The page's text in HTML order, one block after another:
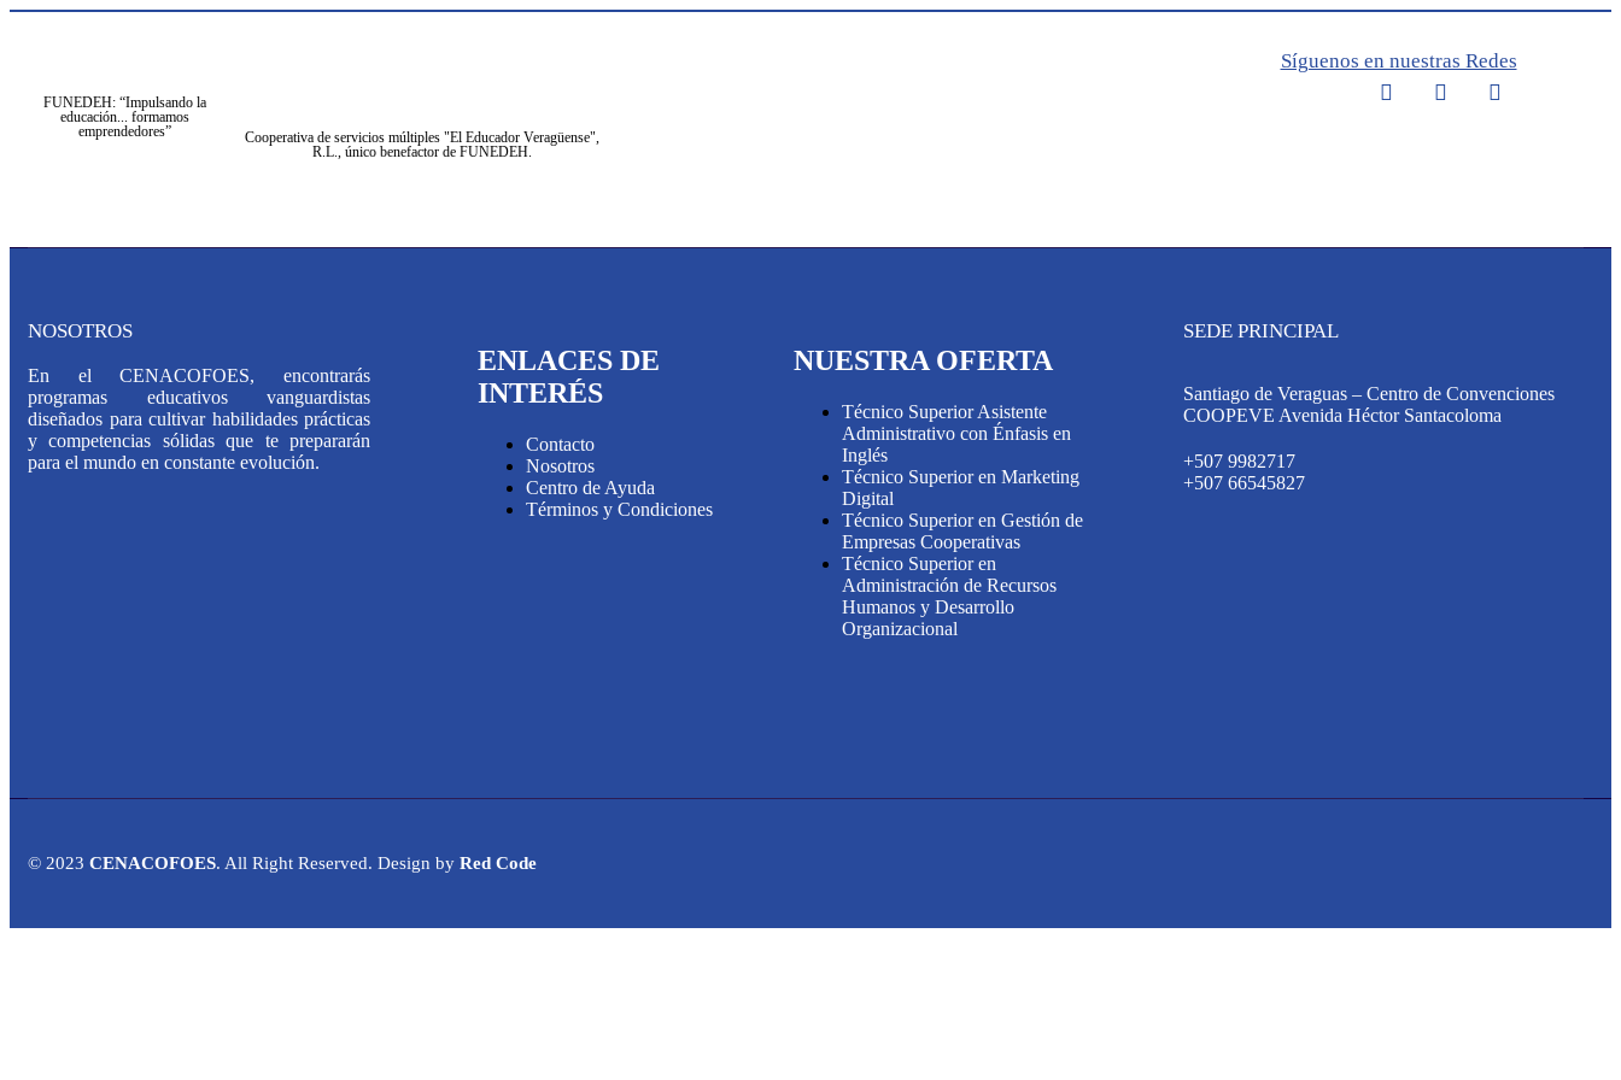
FUNEDEH: “Impulsando la
educación... formamos
emprendedores”
Cooperativa de servicios múltiples "El Educador Veragüense",
R.L., único benefactor de FUNEDEH.
Síguenos en nuestras Redes
NOSOTROS
En el CENACOFOES, encontrarás
programas educativos vanguardistas
diseñados para cultivar habilidades prácticas
y competencias sólidas que te prepararán
para el mundo en constante evolución.
ENLACES DE
INTERÉS
Contacto
Nosotros
Centro de Ayuda
Términos y Condiciones
NUESTRA OFERTA
Técnico Superior Asistente
Administrativo con Énfasis en
Inglés
Técnico Superior en Marketing
Digital
Técnico Superior en Gestión de
Empresas Cooperativas
Técnico Superior en
Administración de Recursos
Humanos y Desarrollo
Organizacional
SEDE PRINCIPAL
Santiago de Veraguas – Centro de Convenciones
COOPEVE Avenida Héctor Santacoloma
+507 9982717
+507 66545827
© 2023 CENACOFOES. All Right Reserved. Design by Red Code